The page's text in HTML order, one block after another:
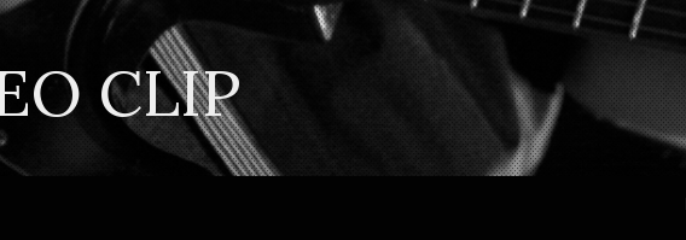
CLIP